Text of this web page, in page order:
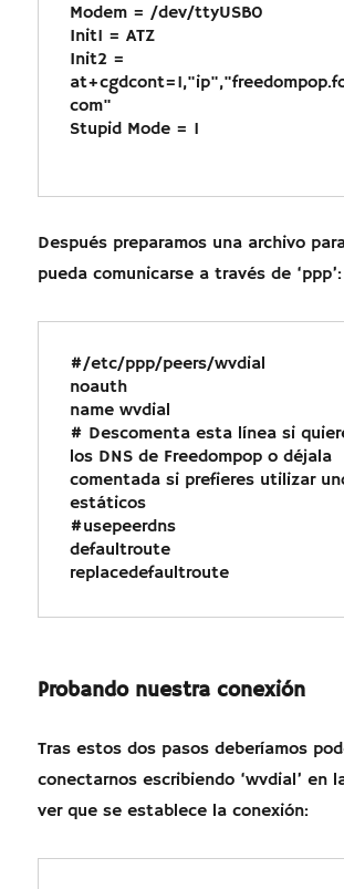
Modem = /dev/ttyUSB0
Init1 = ATZ
Init2 =
com"
Stupid Mode = 1
Después preparamos una archivo
pueda comunicarse a través de ‘ppp’:
#/etc/ppp/peers/wvdial
noauth
name wvdial
# Descomenta esta línea si
los DNS de Freedompop o déjala
comentada si prefieres utilizar
estáticos
#usepeerdns
defaultroute
replacedefaultroute
Probando nuestra conexión
Tras estos dos pasos deberíamos
conectarnos escribiendo ‘wvdial’ en
ver que se establece la conexión: